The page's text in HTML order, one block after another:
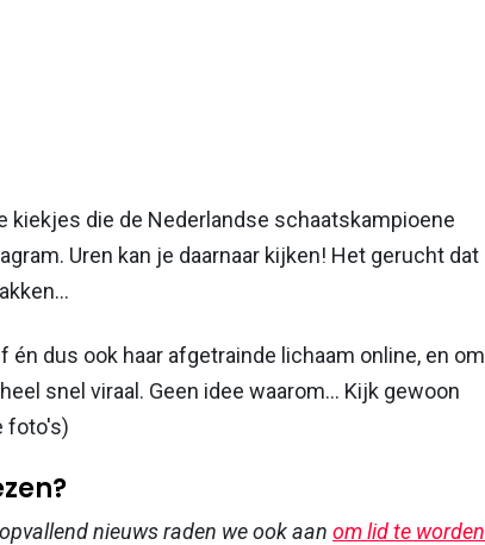
kiekjes die de Nederlandse schaatskampioene
Uren kan je daarnaar kijken! Het gerucht dat
dus ook haar afgetrainde lichaam online, en om
snel viraal. Geen idee waarom... Kijk gewoon
foto's)
nieuws raden we ook aan om lid te worden